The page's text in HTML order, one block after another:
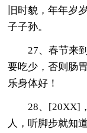
旧时貌，年年岁
子子孙。
27、春节来
要吃少，否则肠
乐身体好！
28、[20XX]
人，听脚步就知